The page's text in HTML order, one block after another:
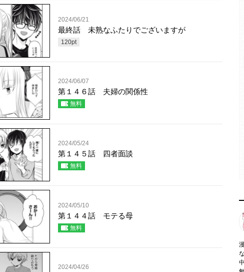
2024/06/21
最終話 未熟なふたりでございますが
120pt
2024/06/07
第１４６話 夫婦の関係性
無料
2024/05/24
第１４５話 四者面談
無料
2024/05/10
第１４４話 モテる母
無料
2024/04/26